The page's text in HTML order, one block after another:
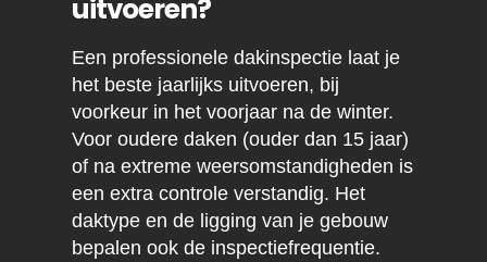
uitvoeren?
Een professionele dakinspectie laat je
het beste jaarlijks uitvoeren, bij
voorkeur in het voorjaar na de winter.
Voor oudere daken (ouder dan 15 jaar)
of na extreme weersomstandigheden is
een extra controle verstandig. Het
daktype en de ligging van je gebouw
bepalen ook de inspectiefrequentie.